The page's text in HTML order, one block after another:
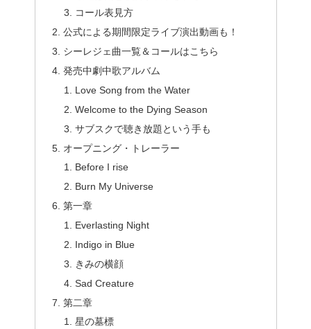
コール表見方
公式による期間限定ライブ演出動画も！
シーレジェ曲一覧＆コールはこちら
発売中劇中歌アルバム
Love Song from the Water
Welcome to the Dying Season
サブスクで聴き放題という手も
オープニング・トレーラー
Before I rise
Burn My Universe
第一章
Everlasting Night
Indigo in Blue
きみの横顔
Sad Creature
第二章
星の墓標